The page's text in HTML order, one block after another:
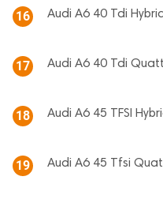
16 Audi A6 40 Tdi
17 Audi A6 40 Tdi
18 Audi A6 45 TFSI
19 Audi A6 45 Tfsi